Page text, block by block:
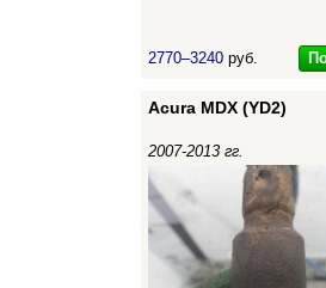
2770–3240 руб.
Acura MDX (YD2)
2007-2013 гг.